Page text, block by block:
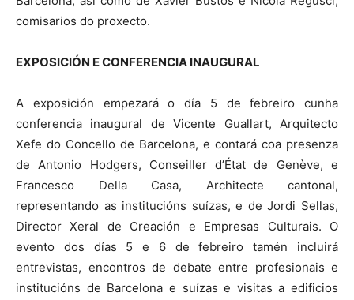
comisarios do proxecto.
EXPOSICIÓN E CONFERENCIA INAUGURAL
A exposición empezará o día 5 de febreiro cunha
conferencia inaugural de Vicente Guallart, Arquitecto
Xefe do Concello de Barcelona, e contará coa presenza
de Antonio Hodgers, Conseiller d’État de Genève, e
Francesco Della Casa, Architecte cantonal,
representando as institucións suízas, e de Jordi Sellas,
Director Xeral de Creación e Empresas Culturais. O
evento dos días 5 e 6 de febreiro tamén incluirá
entrevistas, encontros de debate entre profesionais e
institucións de Barcelona e suízas e visitas a edificios